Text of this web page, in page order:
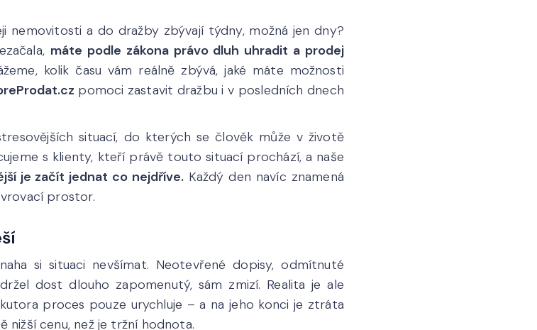
nemovitosti a do dražby zbývají týdny, možná jen dny?
máte podle zákona právo dluh uhradit a prodej
kolik času vám reálně zbývá, jaké máte možnosti
pomoci zastavit dražbu i v posledních dnech
situací, do kterých se člověk může v životě
s klienty, kteří právě touto situací prochází, a naše
je začít jednat co nejdříve.Každý den navíc znamená
prostor.
si situaci nevšímat. Neotevřené dopisy, odmítnuté
dost dlouho zapomenutý, sám zmizí. Realita je ale
proces pouze urychluje – a na jeho konci je ztráta
nižší cenu, než je tržní hodnota.